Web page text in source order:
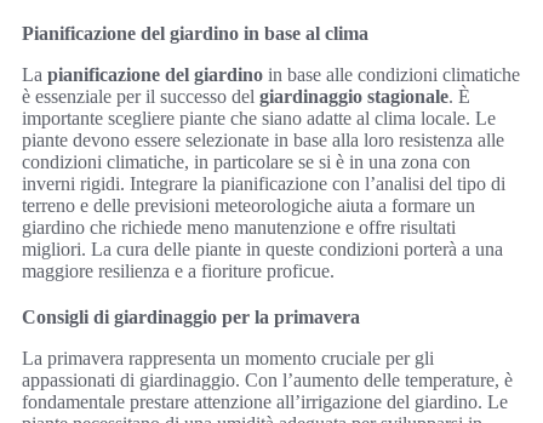
Pianificazione del giardino in base al clima
La pianificazione del giardino in base alle condizioni climatiche
è essenziale per il successo del giardinaggio stagionale. È
importante scegliere piante che siano adatte al clima locale. Le
piante devono essere selezionate in base alla loro resistenza alle
condizioni climatiche, in particolare se si è in una zona con
inverni rigidi. Integrare la pianificazione con l’analisi del tipo di
terreno e delle previsioni meteorologiche aiuta a formare un
giardino che richiede meno manutenzione e offre risultati
migliori. La cura delle piante in queste condizioni porterà a una
maggiore resilienza e a fioriture proficue.
Consigli di giardinaggio per la primavera
La primavera rappresenta un momento cruciale per gli
appassionati di giardinaggio. Con l’aumento delle temperature, è
fondamentale prestare attenzione all’irrigazione del giardino. Le